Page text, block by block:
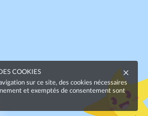
COOKIES
sur ce site, des cookies nécessaires
et exemptés de consentement sont